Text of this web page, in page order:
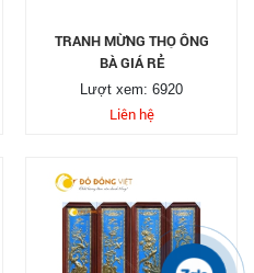
TRANH MỪNG THỌ ÔNG
BÀ GIÁ RẺ
Lượt xem: 6920
Liên hệ